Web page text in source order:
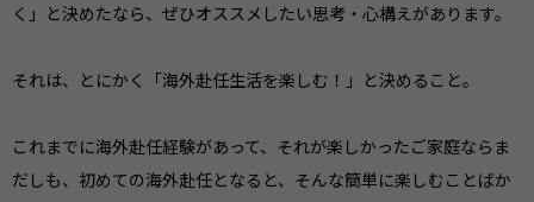
く」と決めたなら、ぜひオススメしたい思考・心構えがあります。
それは、とにかく「海外赴任生活を楽しむ！」と決めること。
これまでに海外赴任経験があって、それが楽しかったご家庭ならま
だしも、初めての海外赴任となると、そんな簡単に楽しむことばか